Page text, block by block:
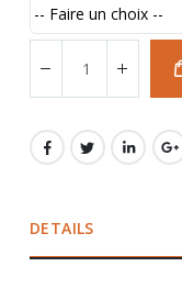
DETAILS